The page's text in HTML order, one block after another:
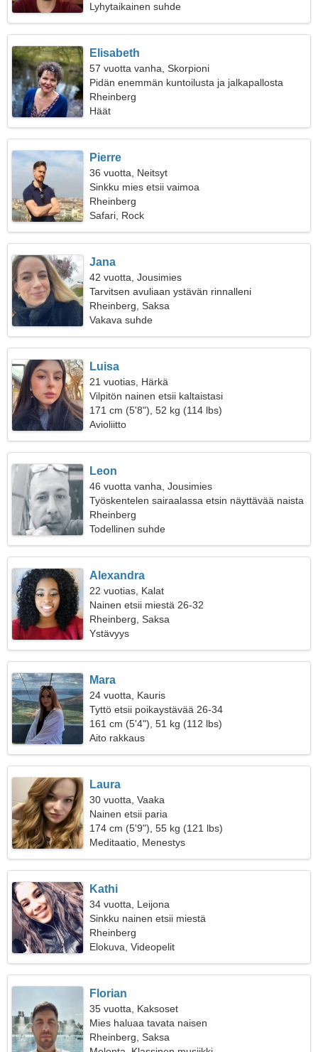
Lyhytaikainen suhde
Elisabeth
57 vuotta vanha, Skorpioni
Pidän enemmän kuntoilusta ja jalkapallosta
Rheinberg
Häät
Pierre
36 vuotta, Neitsyt
Sinkku mies etsii vaimoa
Rheinberg
Safari, Rock
Jana
42 vuotta, Jousimies
Tarvitsen avuliaan ystävän rinnalleni
Rheinberg, Saksa
Vakava suhde
Luisa
21 vuotias, Härkä
Vilpitön nainen etsii kaltaistasi
171 cm (5'8"), 52 kg (114 lbs)
Avioliitto
Leon
46 vuotta vanha, Jousimies
Työskentelen sairaalassa etsin näyttävää naista
Rheinberg
Todellinen suhde
Alexandra
22 vuotias, Kalat
Nainen etsii miestä 26-32
Rheinberg, Saksa
Ystävyys
Mara
24 vuotta, Kauris
Tyttö etsii poikaystävää 26-34
161 cm (5'4"), 51 kg (112 lbs)
Aito rakkaus
Laura
30 vuotta, Vaaka
Nainen etsii paria
174 cm (5'9"), 55 kg (121 lbs)
Meditaatio, Menestys
Kathi
34 vuotta, Leijona
Sinkku nainen etsii miestä
Rheinberg
Elokuva, Videopelit
Florian
35 vuotta, Kaksoset
Mies haluaa tavata naisen
Rheinberg, Saksa